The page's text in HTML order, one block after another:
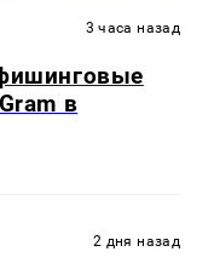
3 часа назад
в
2 дня назад